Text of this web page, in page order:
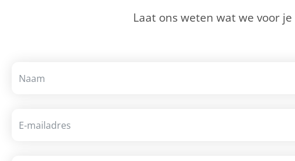
Laat ons weten wat we voor